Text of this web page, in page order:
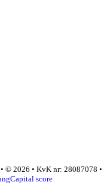
© 2026 • KvK nr: 28087078 •
score